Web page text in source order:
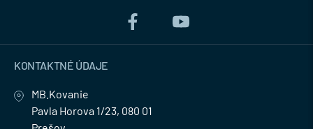
KONTAKTNÉ ÚDAJE
MB.Kovanie
Pavla Horova 1/23, 080 01